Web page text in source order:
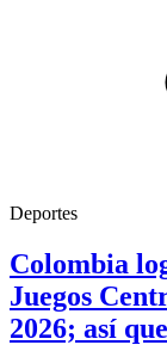
Deportes
Colombia
Juegos
2026; así